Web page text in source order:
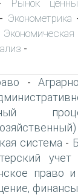
Рынок
- Эконометрика
-
-
система -
учет
право